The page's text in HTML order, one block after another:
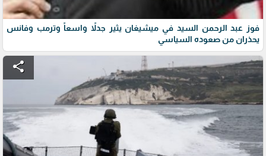
فوز عبد الرحمن السيد في ميشيغان يثير جدلاً واسعاً وترمب وفانس
يحذران من صعوده السياسي
share